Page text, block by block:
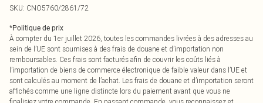
SKU: CNO5760/2861/72
*Politique de prix
À compter du 1er juillet 2026, toutes les commandes livrées à des adresses au
sein de l’UE sont soumises à des frais de douane et d’importation non
remboursables. Ces frais sont facturés afin de couvrir les coûts liés à
l’importation de biens de commerce électronique de faible valeur dans l’UE et
sont calculés au moment de l’achat. Les frais de douane et d’importation seront
affichés comme une ligne distincte lors du paiement avant que vous ne